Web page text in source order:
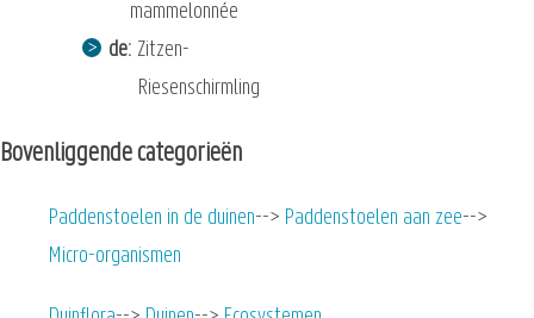
mammelonnée
de Zitzen-
Riesenschirmling
Bovenliggende categorieën
Paddenstoelen in de duinen
Paddenstoelen aan zee
Micro-organismen